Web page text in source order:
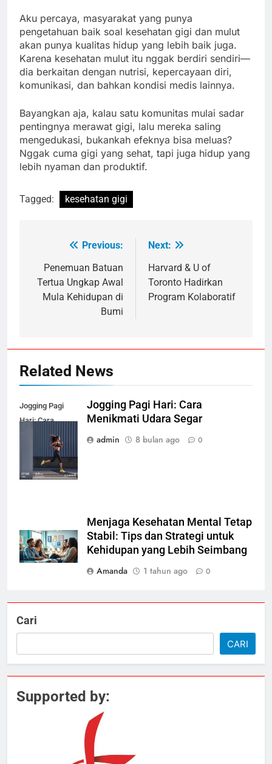
Aku percaya, masyarakat yang punya
pengetahuan baik soal kesehatan gigi dan mulut
akan punya kualitas hidup yang lebih baik juga.
Karena kesehatan mulut itu nggak berdiri sendiri—
dia berkaitan dengan nutrisi, kepercayaan diri,
komunikasi, dan bahkan kondisi medis lainnya.
Bayangkan aja, kalau satu komunitas mulai sadar
pentingnya merawat gigi, lalu mereka saling
mengedukasi, bukankah efeknya bisa meluas?
Nggak cuma gigi yang sehat, tapi juga hidup yang
lebih nyaman dan produktif.
Tagged: kesehatan gigi
Navigasi
pos
Previous:
Penemuan Batuan
Tertua Ungkap Awal
Mula Kehidupan di
Bumi
Next:
Harvard & U of
Toronto Hadirkan
Program Kolaboratif
Related News
Jogging Pagi
Hari: Cara
Menikmati
Udara Segar
Jogging Pagi Hari: Cara
Menikmati Udara Segar
admin
8 bulan ago 0
Menjaga Kesehatan Mental Tetap
Stabil: Tips dan Strategi untuk
Kehidupan yang Lebih Seimbang
Amanda
1 tahun ago 0
Cari
CARI
Supported by: